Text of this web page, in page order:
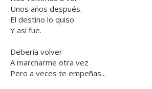
Unos años después.
El destino lo quiso
Y así fue.
Debería volver
A marcharme otra vez
Pero a veces te empeñas...